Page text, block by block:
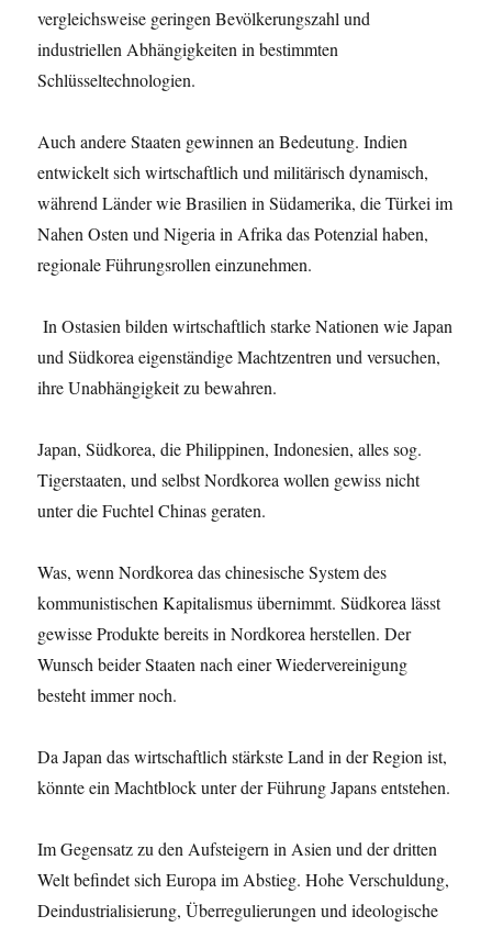
vergleichsweise geringen Bevölkerungszahl und
industriellen Abhängigkeiten in bestimmten
Schlüsseltechnologien.
Auch andere Staaten gewinnen an Bedeutung. Indien
entwickelt sich wirtschaftlich und militärisch dynamisch,
während Länder wie Brasilien in Südamerika, die Türkei im
Nahen Osten und Nigeria in Afrika das Potenzial haben,
regionale Führungsrollen einzunehmen.
In Ostasien bilden wirtschaftlich starke Nationen wie Japan
und Südkorea eigenständige Machtzentren und versuchen,
ihre Unabhängigkeit zu bewahren.
Japan, Südkorea, die Philippinen, Indonesien, alles sog.
Tigerstaaten, und selbst Nordkorea wollen gewiss nicht
unter die Fuchtel Chinas geraten.
Was, wenn Nordkorea das chinesische System des
kommunistischen Kapitalismus übernimmt. Südkorea lässt
gewisse Produkte bereits in Nordkorea herstellen. Der
Wunsch beider Staaten nach einer Wiedervereinigung
besteht immer noch.
Da Japan das wirtschaftlich stärkste Land in der Region ist,
könnte ein Machtblock unter der Führung Japans entstehen.
Im Gegensatz zu den Aufsteigern in Asien und der dritten
Welt befindet sich Europa im Abstieg. Hohe Verschuldung,
Deindustrialisierung, Überregulierungen und ideologische